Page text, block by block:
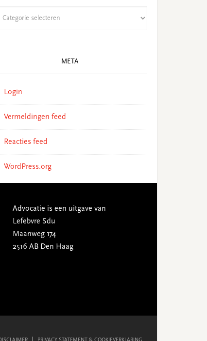
META
Login
Vermeldingen feed
Reacties feed
WordPress.org
Advocatie is een uitgave van
Lefebvre Sdu
Maanweg 174
2516 AB Den Haag